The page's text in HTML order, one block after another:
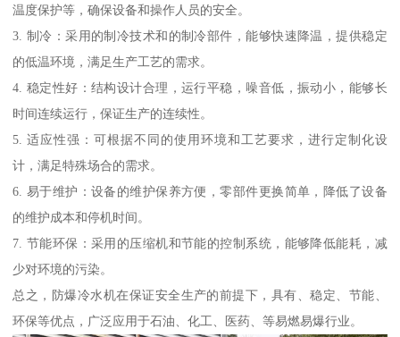
温度保护等，确保设备和操作人员的安全。
3. 制冷：采用的制冷技术和的制冷部件，能够快速降温，提供稳定
的低温环境，满足生产工艺的需求。
4. 稳定性好：结构设计合理，运行平稳，噪音低，振动小，能够长
时间连续运行，保证生产的连续性。
5. 适应性强：可根据不同的使用环境和工艺要求，进行定制化设
计，满足特殊场合的需求。
6. 易于维护：设备的维护保养方便，零部件更换简单，降低了设备
的维护成本和停机时间。
7. 节能环保：采用的压缩机和节能的控制系统，能够降低能耗，减
少对环境的污染。
总之，防爆冷水机在保证安全生产的前提下，具有、稳定、节能、
环保等优点，广泛应用于石油、化工、医药、等易燃易爆行业。